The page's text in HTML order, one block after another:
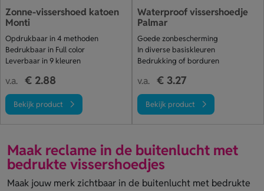
Zonne-vissershoed katoen
Monti
Opdrukbaar in 4 methoden
Bedrukbaar in Full color
Leverbaar in 9 kleuren
v.a. € 2.88
Bekijk product
Waterproof vissershoedje
Palmar
Goede zonbescherming
In diverse basiskleuren
Bedrukking of borduren
v.a. € 3.27
Bekijk product
Maak reclame in de buitenlucht met
bedrukte vissershoedjes
Maak jouw merk zichtbaar in de buitenlucht met bedrukte